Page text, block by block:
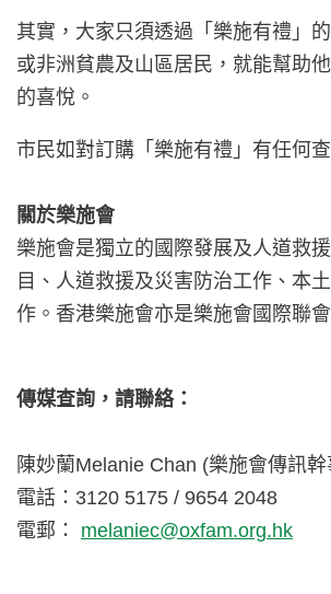
其實，大家只須透過「樂施有禮」
或非洲貧農及山區居民，就能幫助
的喜悅。
市民如對訂購「樂施有禮」有任何
關於樂施會
樂施會是獨立的國際發展及人道救
目、人道救援及災害防治工作、本
作。香港樂施會亦是樂施會國際聯
傳媒查詢，請聯絡：
陳妙蘭Melanie Chan (樂施會傳訊
電話：3120 5175 / 9654 2048
電郵： melaniec@oxfam.org.hk